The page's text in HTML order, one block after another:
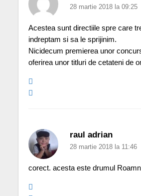
28 martie 2018 la 09:25
Acestea sunt directiile spre care
indreptam si sa le sprijinim.
Nicidecum premierea unor
oferirea unor titluri de cetateni de
raul adrian
28 martie 2018 la 11:46
corect. acesta este drumul